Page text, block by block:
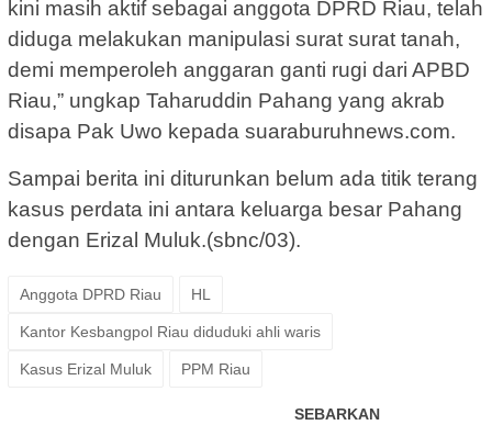
kini masih aktif sebagai anggota DPRD Riau, telah
diduga melakukan manipulasi surat surat tanah,
demi memperoleh anggaran ganti rugi dari APBD
Riau,” ungkap Taharuddin Pahang yang akrab
disapa Pak Uwo kepada suaraburuhnews.com.
Sampai berita ini diturunkan belum ada titik terang
kasus perdata ini antara keluarga besar Pahang
dengan Erizal Muluk.(sbnc/03).
Anggota DPRD Riau HL
Kantor Kesbangpol Riau diduduki ahli waris
Kasus Erizal Muluk PPM Riau
SEBARKAN